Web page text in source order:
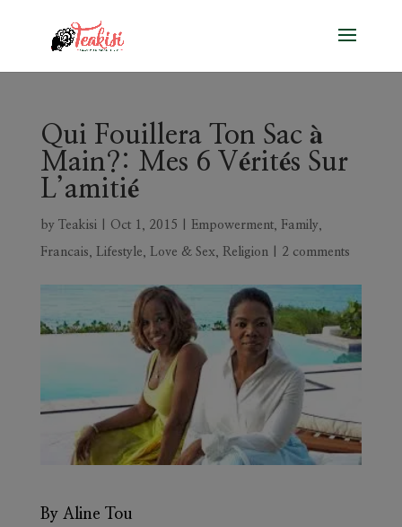
Qui Fouillera Ton Sac à
Main?: Mes 6 Vérités Sur
L’amitié
by Teakisi| Oct 1, 2015 Empowerment, Family,
Francais, Lifestyle, Love & Sex, Religion| 2 comments
By Aline Tou